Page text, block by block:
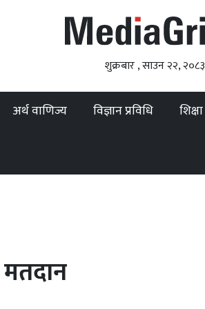
शुक्रबार , साउन २२, २०८३
अर्थ वाणिज्य विज्ञान प्रविधि शिक्षा